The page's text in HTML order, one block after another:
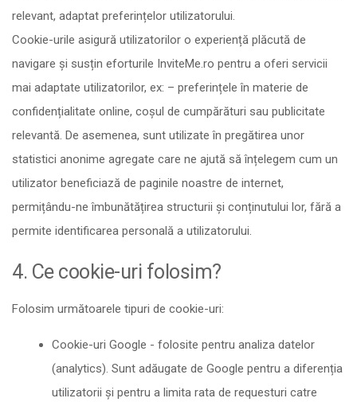
relevant, adaptat preferințelor utilizatorului.
Cookie-urile asigură utilizatorilor o experiență plăcută de
navigare și susțin eforturile InviteMe.ro pentru a oferi servicii
mai adaptate utilizatorilor, ex: – preferințele în materie de
confidențialitate online, coșul de cumpărături sau publicitate
relevantă. De asemenea, sunt utilizate în pregătirea unor
statistici anonime agregate care ne ajută să înțelegem cum un
utilizator beneficiază de paginile noastre de internet,
permițându-ne îmbunătățirea structurii și conținutului lor, fără a
permite identificarea personală a utilizatorului.
4. Ce cookie-uri folosim?
Folosim următoarele tipuri de cookie-uri:
Cookie-uri Google - folosite pentru analiza datelor
(analytics). Sunt adăugate de Google pentru a diferenția
utilizatorii și pentru a limita rata de requesturi catre